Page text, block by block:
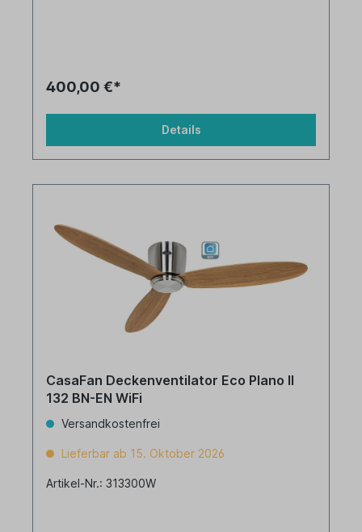
400,00 €*
Details
CasaFan Deckenventilator Eco Plano II
132 BN-EN WiFi
Versandkostenfrei
Lieferbar ab 15. Oktober 2026
Artikel-Nr.: 313300W